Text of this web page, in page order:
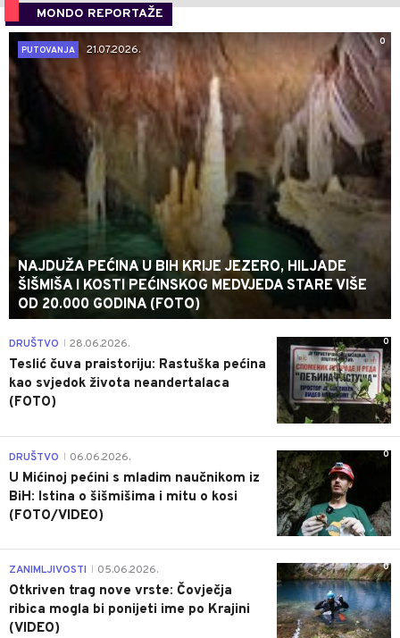
MONDO REPORTAŽE
0
PUTOVANJA
21.07.2026.
NAJDUŽA PEĆINA U BIH KRIJE JEZERO, HILJADE
ŠIŠMIŠA I KOSTI PEĆINSKOG MEDVJEDA STARE VIŠE
OD 20.000 GODINA (FOTO)
0
DRUŠTVO 28.06.2026.
Teslić čuva praistoriju: Rastuška pećina
kao svjedok života neandertalaca
(FOTO)
0
DRUŠTVO 06.06.2026.
U Mićinoj pećini s mladim naučnikom iz
BiH: Istina o šišmišima i mitu o kosi
(FOTO/VIDEO)
0
ZANIMLJIVOSTI 05.06.2026.
Otkriven trag nove vrste: Čovječja
ribica mogla bi ponijeti ime po Krajini
(VIDEO)